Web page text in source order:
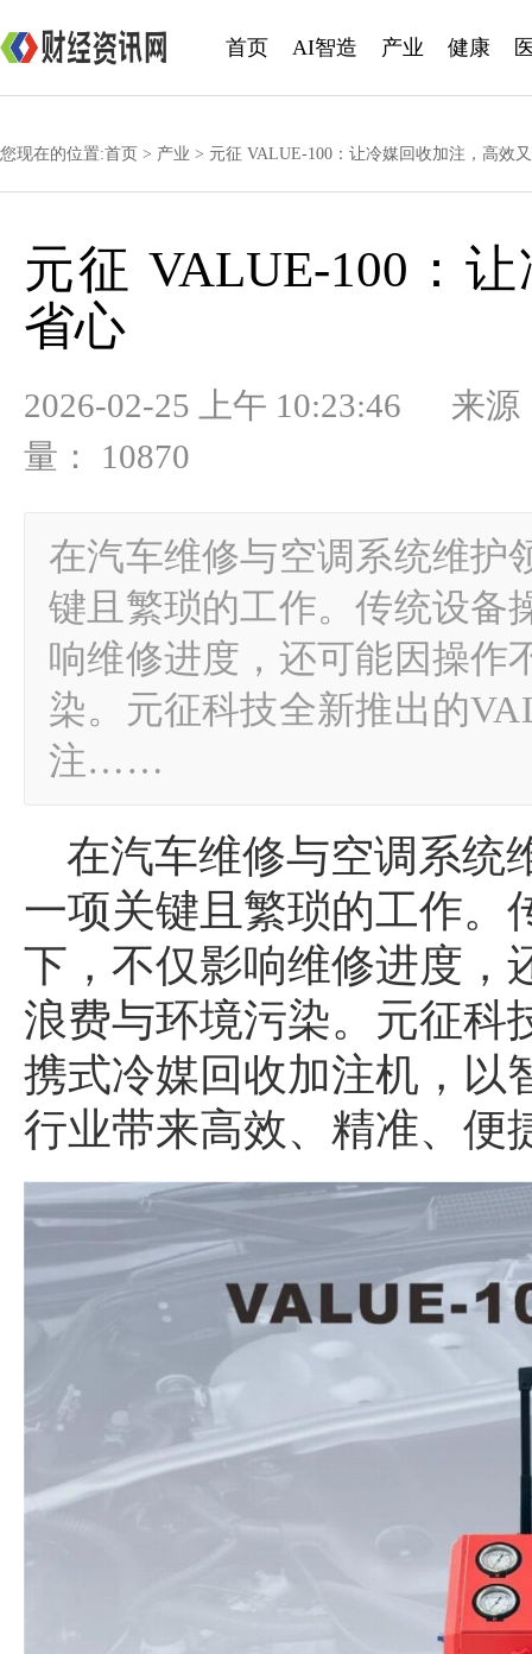
首页 AI智造 产业 健康
您现在的位置:首页 > 产业 > 元征 VALUE-100：让冷媒回收加注，高效
元征 VALUE-100：
省心
2026-02-25 上午 10:23:46 来
量： 10870
在汽车维修与空调系统维护
键且繁琐的工作。传统设备
响维修进度，还可能因操作
染。元征科技全新推出的
注……
在汽车维修与空调系统
一项关键且繁琐的工作。
下，不仅影响维修进度，
浪费与环境污染。元征科
携式冷媒回收加注机，以
行业带来高效、精准、便